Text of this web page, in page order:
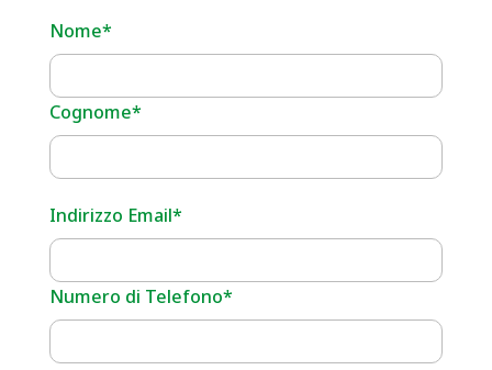
Nome*
Cognome*
Indirizzo Email*
Numero di Telefono*